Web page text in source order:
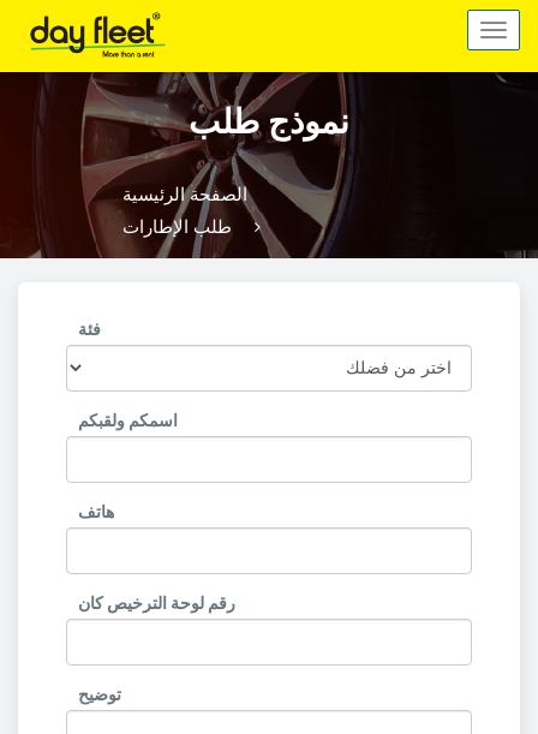
Toggle
navigation
نموذج طلب
الصفحة الرئيسية
طلب الإطارات
فئة
اسمكم ولقبكم
هاتف
رقم لوحة الترخيص كان
توضيح